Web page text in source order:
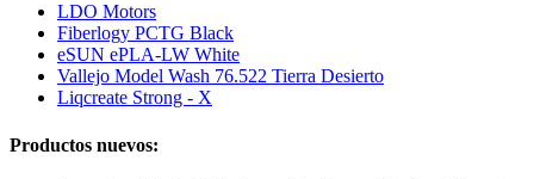
LDO Motors
Fiberlogy PCTG Black
eSUN ePLA-LW White
Vallejo Model Wash 76.522 Tierra Desierto
Liqcreate Strong - X
Productos nuevos: